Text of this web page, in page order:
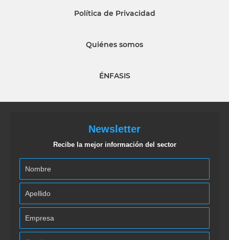
Política de Privacidad
Quiénes somos
ÉNFASIS
Newsletter
Recibe la mejor información del sector